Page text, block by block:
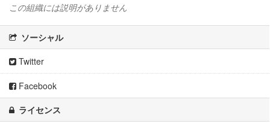
この組織には説明がありません
ソーシャル
Twitter
Facebook
ライセンス